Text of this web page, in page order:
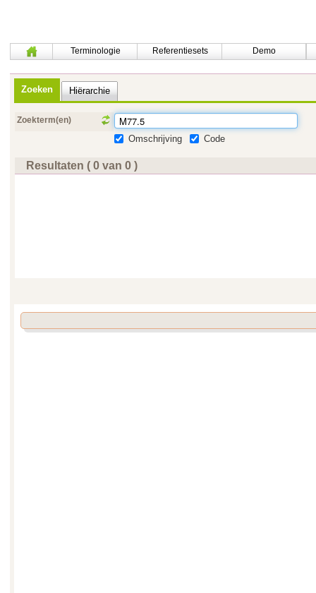
Terminologie Referentiesets Demo
Zoeken Hiërarchie
Zoekterm(en)
Omschrijving Code
Resultaten ( 0 van 0 )